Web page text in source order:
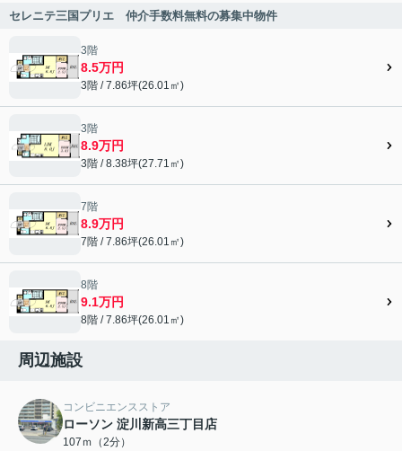
セレニテ三国プリエ 仲介手数料無料の募集中物件
3階
8.5万円
3階 / 7.86坪(26.01㎡)
3階
8.9万円
3階 / 8.38坪(27.71㎡)
7階
8.9万円
7階 / 7.86坪(26.01㎡)
8階
9.1万円
8階 / 7.86坪(26.01㎡)
周辺施設
コンビニエンスストア
ローソン 淀川新高三丁目店
107ｍ（2分）